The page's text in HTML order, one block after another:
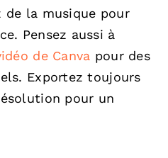
la musique pour
Pensez aussi à
de Canva pour des
Exportez toujours
pour un